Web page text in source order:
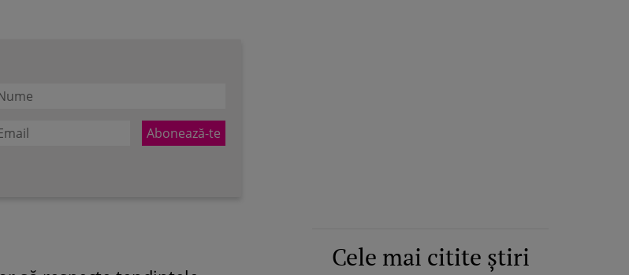
Cele mai citite știri